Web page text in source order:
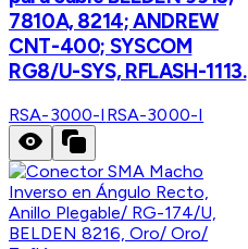
7810A, 8214; ANDREW
CNT-400; SYSCOM
RG8/U-SYS, RFLASH-1113.
RSA-3000-I RSA-3000-I